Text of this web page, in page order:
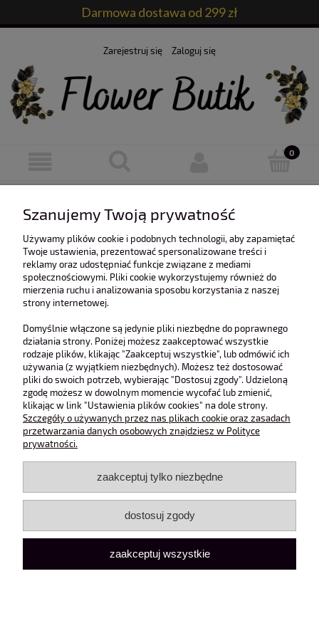
Darmowa dostawa od 299 zł
Zarejestruj się Zaloguj się
Ten produkt jest niedostępny.
O nas
Obsługa klienta
Pomoc
Moje konto
pokaż pełną wersję strony
Szanujemy Twoją prywatność
Używamy plików cookie i podobnych technologii, aby zapamiętać
Twoje ustawienia, prezentować spersonalizowane treści i
reklamy oraz udostępniać funkcje związane z mediami
społecznościowymi. Pliki cookie wykorzystujemy również do
mierzenia ruchu i analizowania sposobu korzystania z naszej
strony internetowej.
Domyślnie włączone są jedynie pliki niezbędne do poprawnego
działania strony. Poniżej możesz zaakceptować wszystkie
rodzaje plików, klikając "Zaakceptuj wszystkie", lub odmówić ich
używania (z wyjątkiem niezbędnych). Możesz też dostosować
pliki do swoich potrzeb, wybierając "Dostosuj zgody". Udzieloną
zgodę możesz w dowolnym momencie wycofać lub zmienić,
klikając w link "Ustawienia plików cookies" na dole strony.
Szczegóły o używanych przez nas plikach cookie oraz zasadach
przetwarzania danych osobowych znajdziesz w Polityce
prywatności.
zaakceptuj tylko niezbędne
dostosuj zgody
zaakceptuj wszystkie